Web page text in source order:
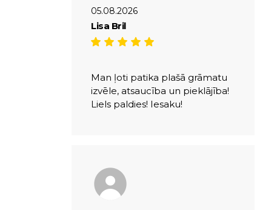
05.08.2026
Lisa Bril
Man ļoti patika plašā grāmatu
izvēle, atsaucība un pieklājība!
Liels paldies! Iesaku!